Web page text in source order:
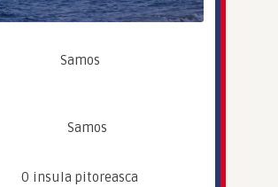
Samos
O insula pitoreasca